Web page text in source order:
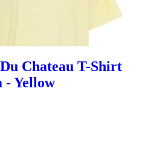
Chateau T-Shirt
- Yellow